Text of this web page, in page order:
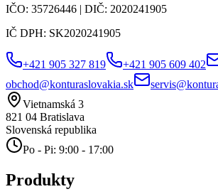
IČO: 35726446 | DIČ: 2020241905
IČ DPH: SK2020241905
+421 905 327 819
+421 905 609 402
obchod@konturaslovakia.sk
Vietnamská 3
821 04 Bratislava
Slovenská republika
Po - Pi: 9:00 - 17:00
Produkty